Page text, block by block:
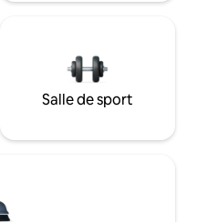
Salle de sport